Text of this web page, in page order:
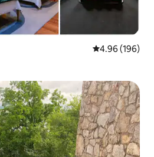
평점 4.96점(5
4.96 (196)